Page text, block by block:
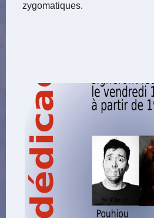
zygomatiques.